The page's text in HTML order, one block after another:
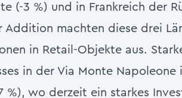
(-3 %) und in Frankreich der
Addition machten diese drei
in Retail-Objekte aus.
in der Via Monte Napoleone
%), wo derzeit ein starkes